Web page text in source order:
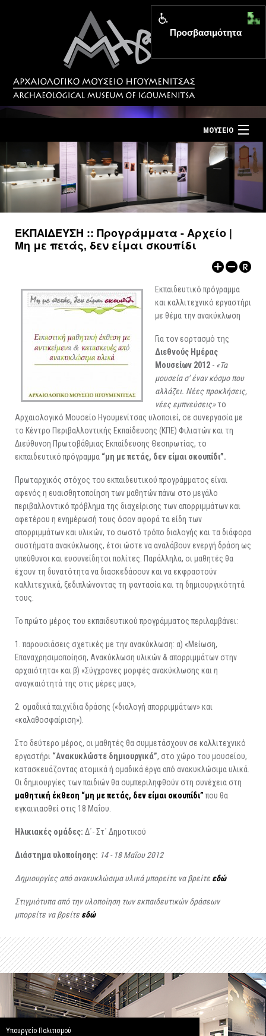
Αρχική σελίδα
Επίσκεψη
Επικοινωνία
Νέα
ΜΟΥΣΕΙΟ
ΤΟ ΜΟΥΣΕΙΟ
ΕΚΘΕΣΕΙΣ
ΕΚΔΟΣΕΙΣ
ΕΚΠΑΙΔΕΥΣΗ :: Προγράμματα - Αρχείο |
Μη με πετάς, δεν είμαι σκουπίδι
Εκπαιδευτικό πρόγραμμα
και καλλιτεχνικό εργαστήρι
με θέμα την ανακύκλωση
Για τον εορτασμό της
Διεθνούς Ημέρας
Μουσείων 2012 - «Τα
μουσεία σ’ έναν κόσμο που
αλλάζει. Νέες προκλήσεις,
νέες εμπνεύσεις» το
Αρχαιολογικό Μουσείο Ηγουμενίτσας υλοποιεί, σε συνεργασία με
το Κέντρο Περιβαλλοντικής Εκπαίδευσης (ΚΠΕ) Φιλιατών και τη
Διεύθυνση Πρωτοβάθμιας Εκπαίδευσης Θεσπρωτίας, το
εκπαιδευτικό πρόγραμμα “μη με πετάς, δεν είμαι σκουπίδι”.
Πρωταρχικός στόχος του εκπαιδευτικού προγράμματος είναι
αφενός η ευαισθητοποίηση των μαθητών πάνω στο μεγάλο
περιβαλλοντικό πρόβλημα της διαχείρισης των απορριμμάτων και
αφετέρου η ενημέρωσή τους όσον αφορά τα είδη των
απορριμμάτων και υλικών, το σωστό τρόπο διαλογής και τα διάφορα
συστήματα ανακύκλωσης, έτσι ώστε να αναλάβουν ενεργή δράση ως
υπεύθυνοι και ευσυνείδητοι πολίτες. Παράλληλα, οι μαθητές θα
έχουν τη δυνατότητα να διασκεδάσουν και να εκφραστούν
καλλιτεχνικά, ξεδιπλώνοντας τη φαντασία και τη δημιουργικότητά
τους.
Το πρώτο μέρος του εκπαιδευτικού προγράμματος περιλαμβάνει:
1. παρουσιάσεις σχετικές με την ανακύκλωση: α) «Μείωση,
Επαναχρησιμοποίηση, Ανακύκλωση υλικών & απορριμμάτων στην
αρχαιότητα» και β) «Σύγχρονες μορφές ανακύκλωσης και η
αναγκαιότητά της στις μέρες μας»,
2. ομαδικά παιχνίδια δράσης («διαλογή απορριμμάτων» και
«καλαθοσφαίριση»).
Στο δεύτερο μέρος, οι μαθητές θα συμμετάσχουν σε καλλιτεχνικό
εργαστήρι “Ανακυκλώστε δημιουργικά”, στο χώρο του μουσείου,
κατασκευάζοντας ατομικά ή ομαδικά έργα από ανακυκλώσιμα υλικά.
Οι δημιουργίες των παιδιών θα συμπεριληφθούν στη συνέχεια στη
μαθητική έκθεση “μη με πετάς, δεν είμαι σκουπίδι” που θα
εγκαινιασθεί στις 18 Μαΐου.
Ηλικιακές ομάδες: Δ΄- Στ΄ Δημοτικού
Διάστημα υλοποίησης: 14 - 18 Μαΐου 2012
Δημιουργίες από ανακυκλώσιμα υλικά μπορείτε να βρείτε εδώ
Στιγμιότυπα από την υλοποίηση των εκπαιδευτικών δράσεων
μπορείτε να βρείτε εδώ
Υπουργείο Πολιτισμού
Προσβασιμότητα